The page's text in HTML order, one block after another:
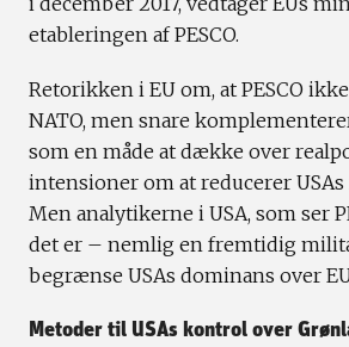
etableringen af PESCO.
Retorikken i EU om, at PESCO
NATO, men snare
som en måde at dække over
intensioner om at reducerer USAs
Men analytikerne i USA, som ser
det er – nemlig en fremtidig
begrænse USAs dominans over
Metoder til USAs kontrol over